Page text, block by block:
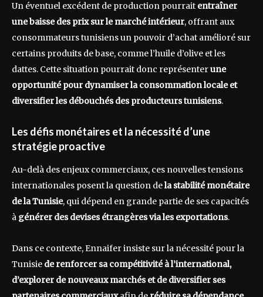
Un éventuel excédent de production pourrait entraîner
une baisse des prix sur le marché intérieur, offrant aux
consommateurs tunisiens un pouvoir d’achat amélioré sur
certains produits de base, comme l’huile d’olive et les
dattes. Cette situation pourrait donc représenterune
opportunité pour dynamiser la consommation locale et
diversifier les débouchés des producteurs tunisiens.
Les défis monétaires et la nécessité d’une
stratégie proactive
Au-delà des enjeux commerciaux, ces nouvelles tensions
internationales posent la question dela stabilité monétaire
de la Tunisie, qui dépend en grande partie de ses capacités
à générer des devises étrangères via les exportations.
Dans ce contexte, Ennaifer insiste sur la nécessité pour la
Tunisie de renforcer sa compétitivité à l’international,
d’explorer de nouveaux marchés et de diversifier ses